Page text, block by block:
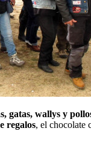
gatas, wallys y
regalos, el chocolate